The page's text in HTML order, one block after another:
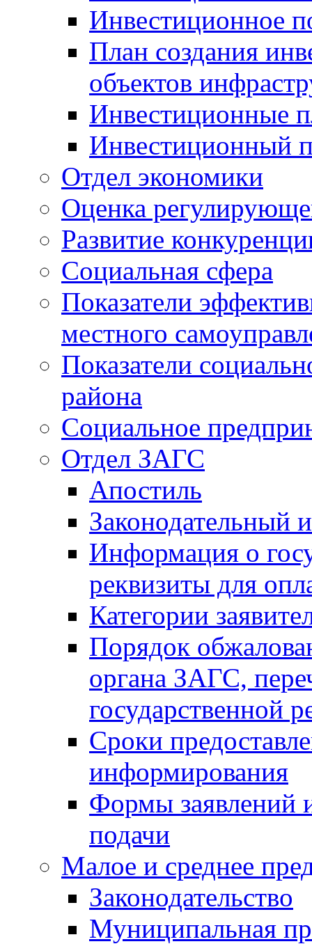
Инвестиционное
План создания
объектов
Инвестиционные
Инвестиционный
Отдел экономики
Оценка
Развитие
Социальная сфера
Показатели
местного
Показатели
района
Социальное
Отдел ЗАГС
Апостиль
Законодательный
Информация о
реквизиты для
Категории
Порядок
органа ЗАГС,
государственной
Сроки
информирования
Формы заявлений
подачи
Малое и среднее
Законодательство
Муниципальная